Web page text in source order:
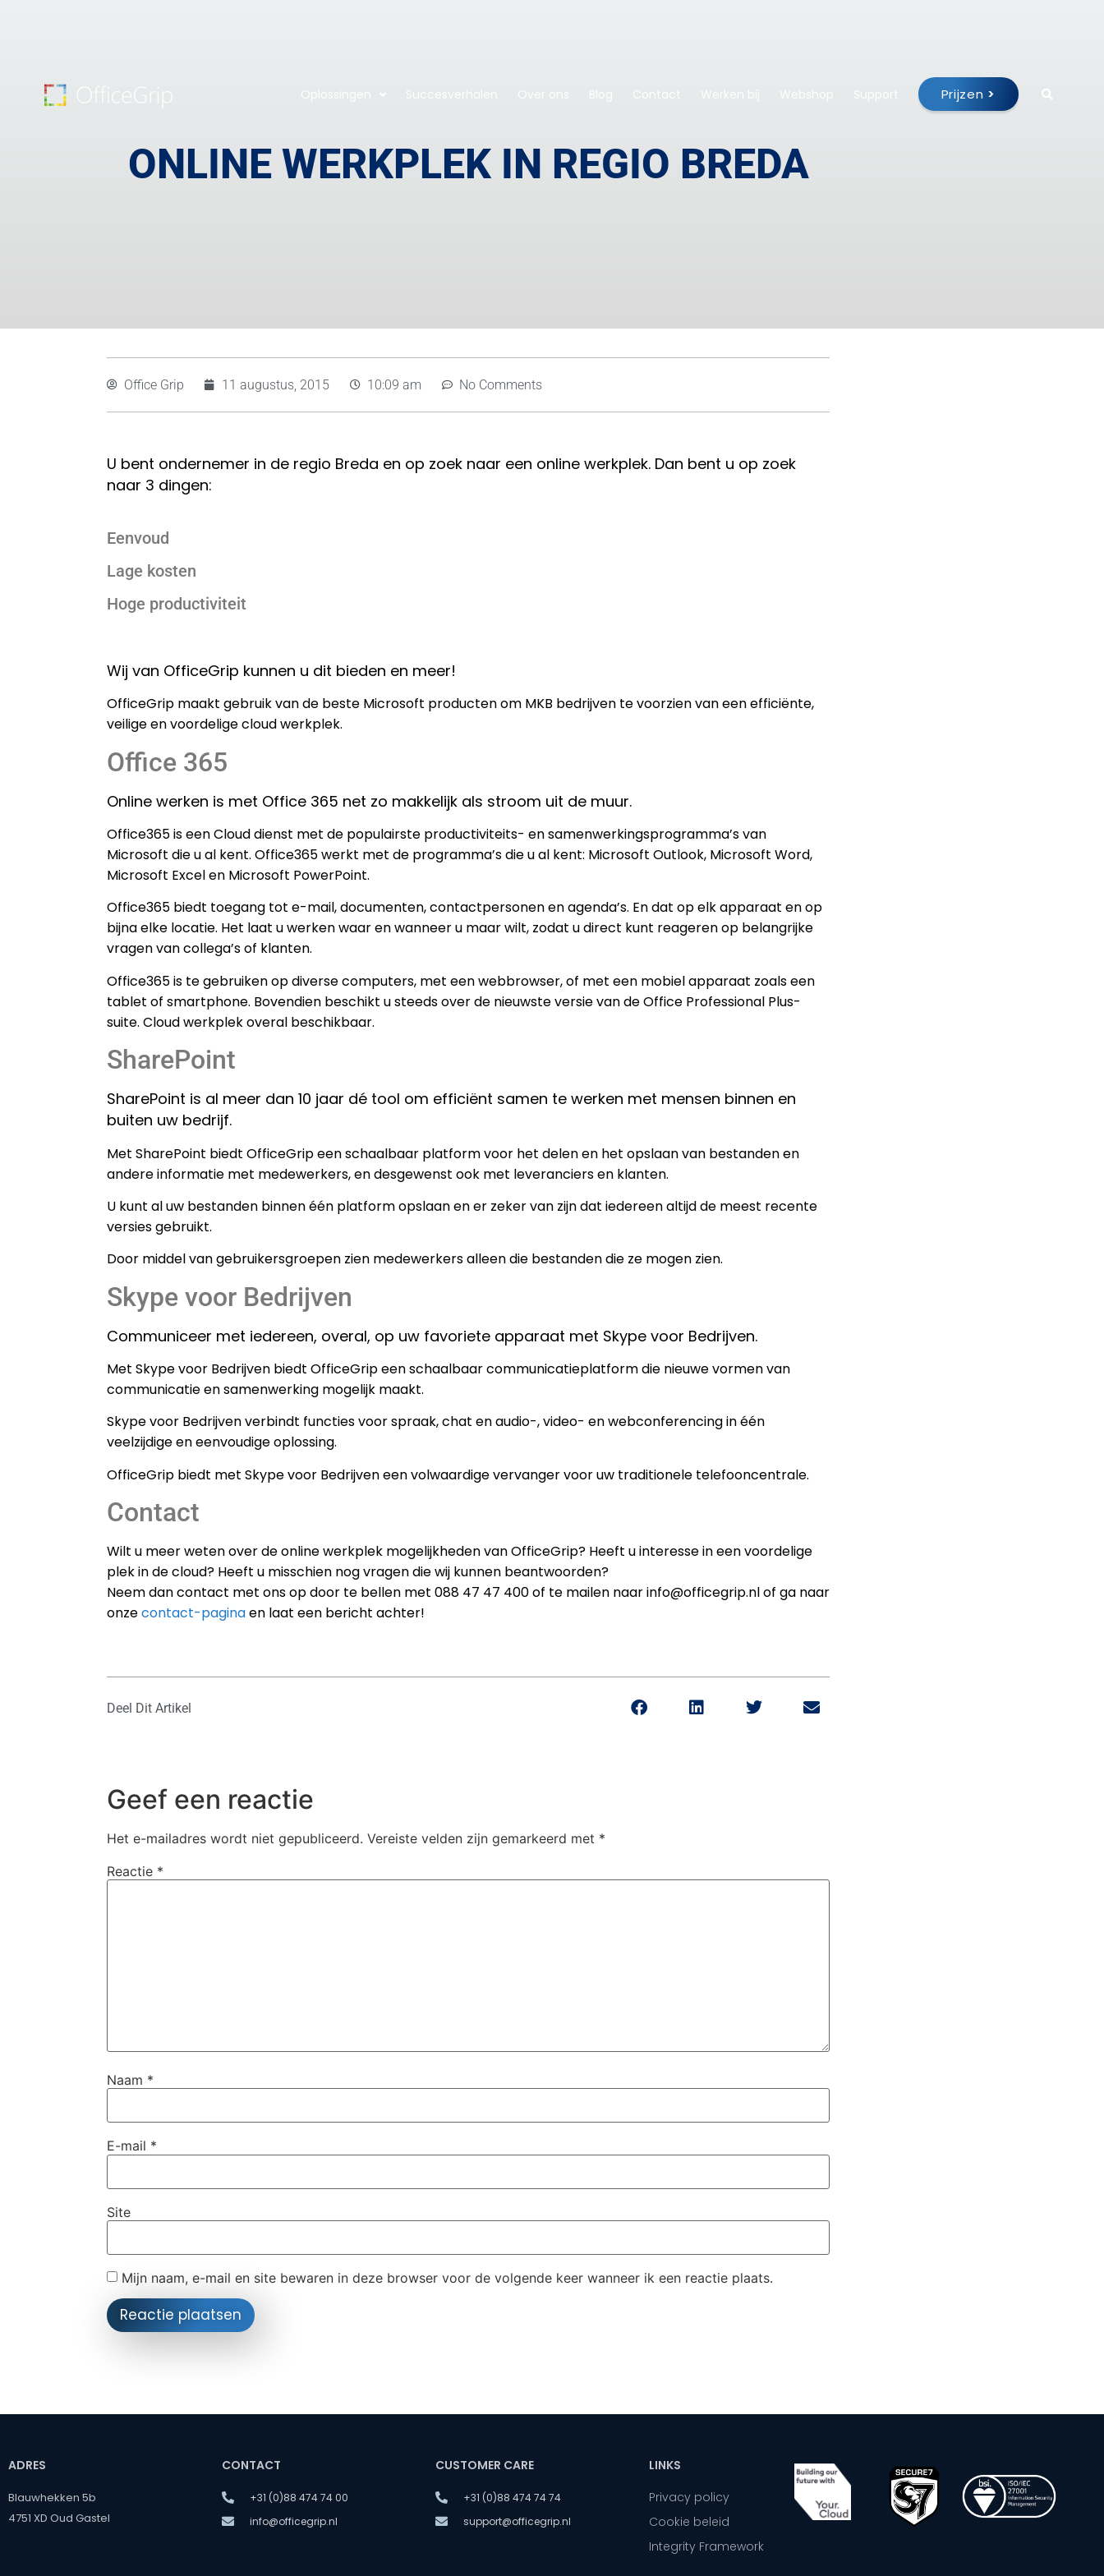
Oplossingen Succesverhalen Over ons Blog Contact Werken bij Webshop Support Prijzen >
ONLINE WERKPLEK IN REGIO BREDA
Office Grip 11 augustus, 2015 10:09 am No Comments
U bent ondernemer in de regio Breda en op zoek naar een online werkplek. Dan bent u op zoek
naar 3 dingen:
Eenvoud
Lage kosten
Hoge productiviteit
Wij van OfficeGrip kunnen u dit bieden en meer!
OfficeGrip maakt gebruik van de beste Microsoft producten om MKB bedrijven te voorzien van een efficiënte,
veilige en voordelige cloud werkplek.
Office 365
Online werken is met Office 365 net zo makkelijk als stroom uit de muur.
Office365 is een Cloud dienst met de populairste productiviteits- en samenwerkingsprogramma’s van
Microsoft die u al kent. Office365 werkt met de programma’s die u al kent: Microsoft Outlook, Microsoft Word,
Microsoft Excel en Microsoft PowerPoint.
Office365 biedt toegang tot e-mail, documenten, contactpersonen en agenda’s. En dat op elk apparaat en op
bijna elke locatie. Het laat u werken waar en wanneer u maar wilt, zodat u direct kunt reageren op belangrijke
vragen van collega’s of klanten.
Office365 is te gebruiken op diverse computers, met een webbrowser, of met een mobiel apparaat zoals een
tablet of smartphone. Bovendien beschikt u steeds over de nieuwste versie van de Office Professional Plus-
suite. Cloud werkplek overal beschikbaar.
SharePoint
SharePoint is al meer dan 10 jaar dé tool om efficiënt samen te werken met mensen binnen en
buiten uw bedrijf.
Met SharePoint biedt OfficeGrip een schaalbaar platform voor het delen en het opslaan van bestanden en
andere informatie met medewerkers, en desgewenst ook met leveranciers en klanten.
U kunt al uw bestanden binnen één platform opslaan en er zeker van zijn dat iedereen altijd de meest recente
versies gebruikt.
Door middel van gebruikersgroepen zien medewerkers alleen die bestanden die ze mogen zien.
Skype voor Bedrijven
Communiceer met iedereen, overal, op uw favoriete apparaat met Skype voor Bedrijven.
Met Skype voor Bedrijven biedt OfficeGrip een schaalbaar communicatieplatform die nieuwe vormen van
communicatie en samenwerking mogelijk maakt.
Skype voor Bedrijven verbindt functies voor spraak, chat en audio-, video- en webconferencing in één
veelzijdige en eenvoudige oplossing.
OfficeGrip biedt met Skype voor Bedrijven een volwaardige vervanger voor uw traditionele telefooncentrale.
Contact
Wilt u meer weten over de online werkplek mogelijkheden van OfficeGrip? Heeft u interesse in een voordelige
plek in de cloud? Heeft u misschien nog vragen die wij kunnen beantwoorden?
Neem dan contact met ons op door te bellen met 088 47 47 400 of te mailen naar info@officegrip.nl of ga naar
onzecontact-paginaen laat een bericht achter!
Deel Dit Artikel
Geef een reactie
Het e-mailadres wordt niet gepubliceerd. Vereiste velden zijn gemarkeerd met *
Reactie *
Naam *
E-mail *
Site
Mijn naam, e-mail en site bewaren in deze browser voor de volgende keer wanneer ik een reactie plaats.
ADRES
Blauwhekken 5b
4751 XD Oud Gastel
CONTACT
+31 (0)88 474 74 00
info@officegrip.nl
CUSTOMER CARE
+31 (0)88 474 74 74
support@officegrip.nl
LINKS
Privacy policy
Cookie beleid
Integrity Framework